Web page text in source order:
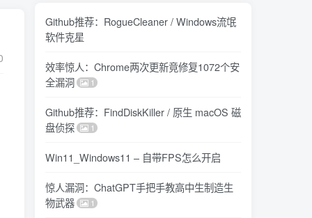
Github推荐：RogueCleaner / Windows流氓
软件克星
效率惊人：Chrome两次更新竟修复1072个安
全漏洞
1
Github推荐：FindDiskKiller / 原生 macOS 磁
盘侦探
1
Win11_Windows11 – 自带FPS怎么开启
惊人漏洞：ChatGPT手把手教高中生制造生
物武器
1